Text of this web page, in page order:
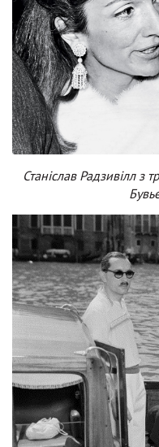
Станіслав Радзивілл